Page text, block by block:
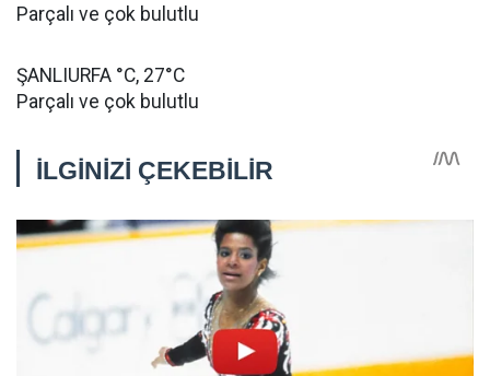
Parçalı ve çok bulutlu
ŞANLIURFA °C, 27°C
Parçalı ve çok bulutlu